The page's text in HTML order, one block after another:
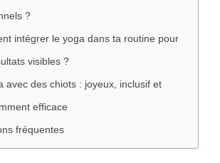
?
intégrer le yoga dans ta routine pour
visibles ?
avec des chiots : joyeux, inclusif et
efficace
fréquentes